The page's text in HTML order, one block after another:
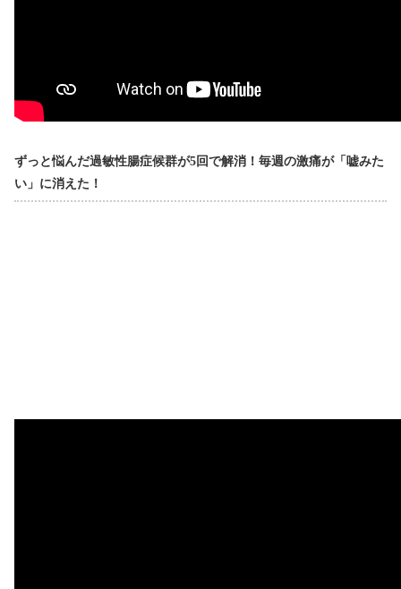
ずっと悩んだ過敏性腸症候群が5回で解消！毎週の激痛が「嘘みた
い」に消えた！